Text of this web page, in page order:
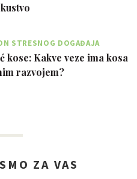
STRESNOG DOGAĐAJA
kose: Kakve veze ima kosa
razvojem?